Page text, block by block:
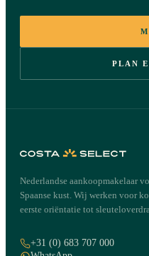
PLAN
Nederlandse aankoopmakelaar
Spaanse kust. Wij werken voor
eerste oriëntatie tot
+31 (0) 683 707 000